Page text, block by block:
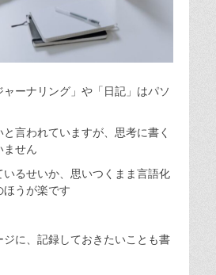
ーナリング」や「日記」はパソ
言われていますが、思考に書く
ません
いるせいか、思いつくまま言語化
うが楽です
ジに、記録しておきたいことも書